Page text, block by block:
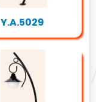
Y.A.5029